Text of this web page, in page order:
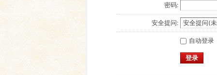
密码:
安全提问:
自动登录
登录